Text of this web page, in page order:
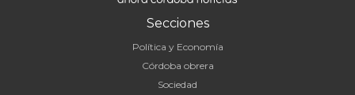
Secciones
Política y Economía
Córdoba obrera
Sociedad